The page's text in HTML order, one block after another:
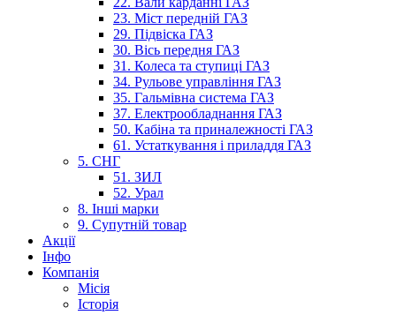
23. Міст передній ГАЗ
29. Підвіска ГАЗ
30. Вісь передня ГАЗ
31. Колеса та ступиці ГАЗ
34. Рульове управління ГАЗ
35. Гальмівна система ГАЗ
37. Електрообладнання ГАЗ
50. Кабіна та приналежності ГАЗ
61. Устаткування і приладдя ГАЗ
5. СНГ
51. ЗИЛ
52. Урал
8. Інші марки
9. Супутній товар
Акції
Інфо
Компанія
Місія
Історія